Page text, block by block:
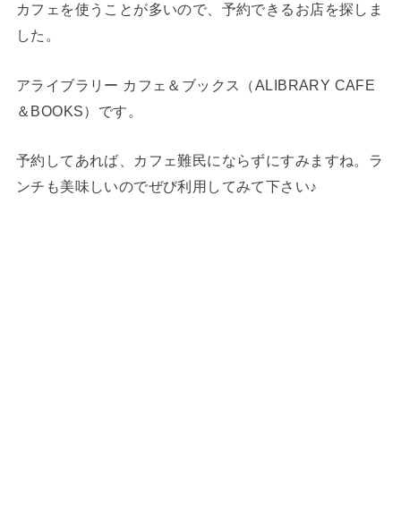
カフェを使うことが多いので、予約できるお店を探しま
した。
アライブラリー カフェ＆ブックス（ALIBRARY CAFE
＆BOOKS）です。
予約してあれば、カフェ難民にならずにすみますね。ラ
ンチも美味しいのでぜび利用してみて下さい♪